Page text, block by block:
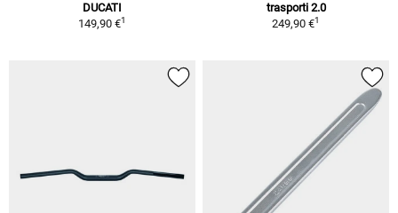
DUCATI
149,90 €1
trasporti 2.0
249,90 €1